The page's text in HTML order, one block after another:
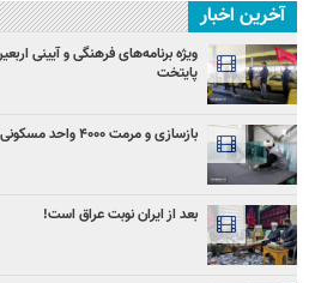
آخرین اخبار
ویژه برنامه‌های فرهنگی و آیینی
پایتخت
بازسازی و مرمت ۴۰۰۰ واحد مسکونی توسط گروه‌های جهادی
بعد از ایران نوبت عراق است!